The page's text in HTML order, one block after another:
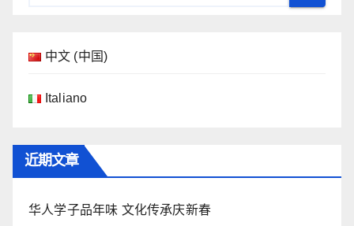
中文 (中国)
Italiano
近期文章
华人学子品年味 文化传承庆新春